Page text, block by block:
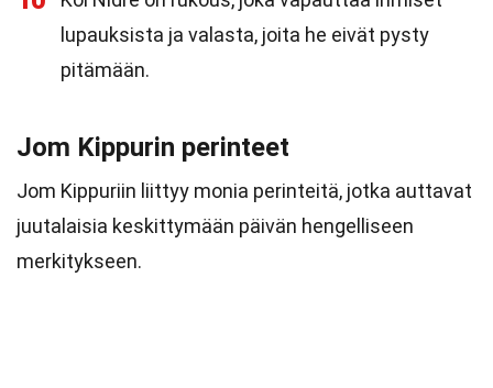
lupauksista ja valasta, joita he eivät pysty
pitämään.
Jom Kippurin perinteet
Jom Kippuriin liittyy monia perinteitä, jotka auttavat
juutalaisia keskittymään päivän hengelliseen
merkitykseen.